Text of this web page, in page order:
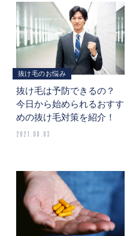
抜け毛のお悩み
抜け毛は予防できるの？
今日から始められるおすす
めの抜け毛対策を紹介！
2021.08.03